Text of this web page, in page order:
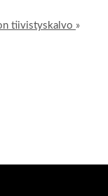
tiivistyskalvo »